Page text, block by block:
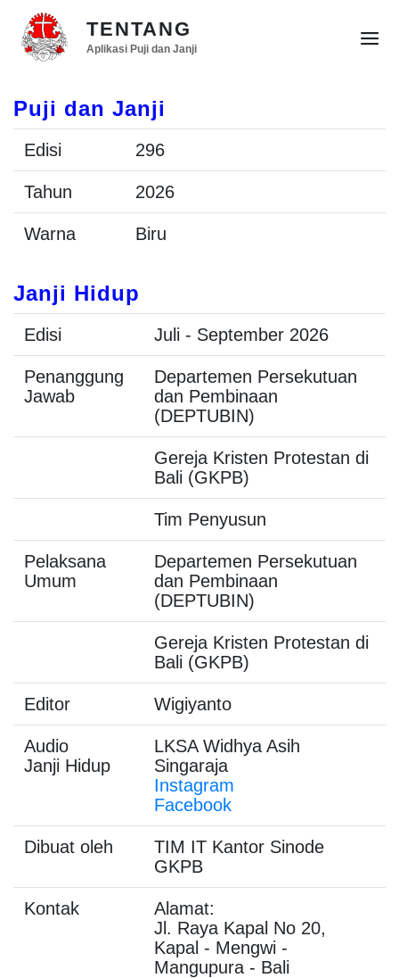
TENTANG
Aplikasi Puji dan Janji
Puji dan Janji
Edisi 296
Tahun 2026
Warna Biru
Janji Hidup
Edisi Juli - September 2026
Penanggung
Jawab
Departemen Persekutuan
dan Pembinaan
(DEPTUBIN)
Gereja Kristen Protestan di
Bali (GKPB)
Tim Penyusun
Pelaksana
Umum
Departemen Persekutuan
dan Pembinaan
(DEPTUBIN)
Gereja Kristen Protestan di
Bali (GKPB)
Editor Wigiyanto
Audio
Janji Hidup
LKSA Widhya Asih
Singaraja
Instagram
Facebook
Dibuat oleh
TIM IT Kantor Sinode
GKPB
Kontak
Alamat:
Jl. Raya Kapal No 20,
Kapal - Mengwi -
Mangupura - Bali